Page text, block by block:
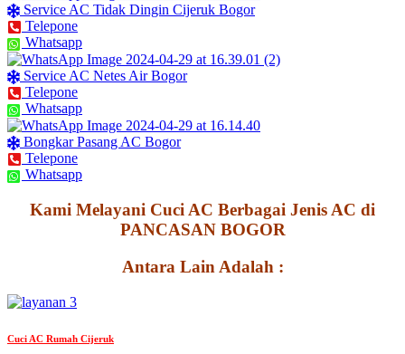
Service AC Tidak Dingin Cijeruk Bogor
Telepone
Whatsapp
Service AC Netes Air Bogor
Telepone
Whatsapp
Bongkar Pasang AC Bogor
Telepone
Whatsapp
Kami Melayani Cuci AC Berbagai Jenis AC di
PANCASAN BOGOR
Antara Lain Adalah :
Cuci AC Rumah Cijeruk